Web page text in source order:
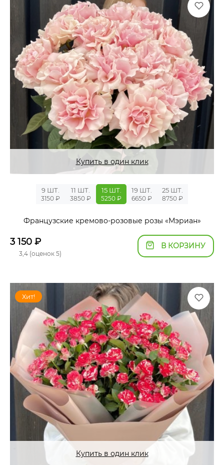
Купить в один клик
9 ШТ.
3150 ₽
11 ШТ.
3850 ₽
15 ШТ.
5250 ₽
19 ШТ.
6650 ₽
25 ШТ.
8750 ₽
Французские кремово-розовые розы «Мэриан»
3 150 ₽
3,4 (оценок 5)
В КОРЗИНУ
Хит!
Купить в один клик